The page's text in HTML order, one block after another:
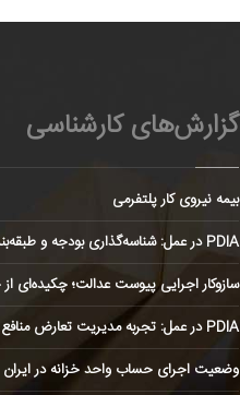
گزارش‌های کارشناسی
بیمه نیروی کار پلتفرمی
PDIA در عمل: شناسه‌گذاری بودجه و طبقه‌بندی آن
سازوکار اجرایی پیوست عدالت؛ چکیده‌ای
PDIA در عمل: تجربه مدیریت تعارض منافع در ایران
وضعیت اجرای حساب واحد خزانه در ایران